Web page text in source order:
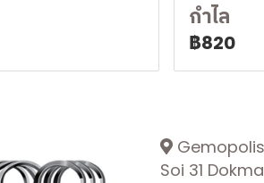
กำไล
฿820
Gemopolis
Soi 31